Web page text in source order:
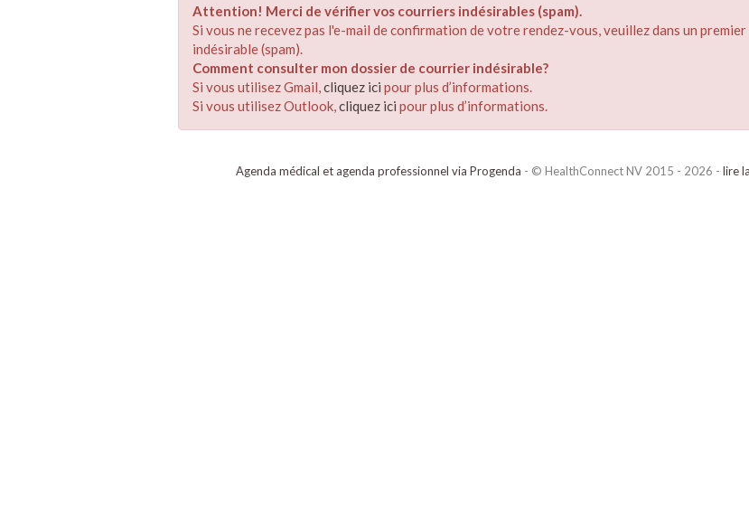
Attention! Merci de vérifier vos courriers indésirables (spam).
Si vous ne recevez pas l'e-mail de confirmation de votre rendez-vous, veuillez dans un
indésirable (spam).
Comment consulter mon dossier de courrier indésirable?
Si vous utilisez Gmail,cliquez ici pour plus d’informations.
Si vous utilisez Outlook,cliquez ici pour plus d’informations.
Agenda médical et agenda professionnel via Progenda - © HealthConnect NV 2015 - 2026 - lire